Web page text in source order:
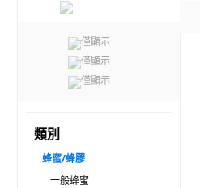
僅顯示
僅顯示
僅顯示
類別
蜂蜜/蜂膠
一般蜂蜜